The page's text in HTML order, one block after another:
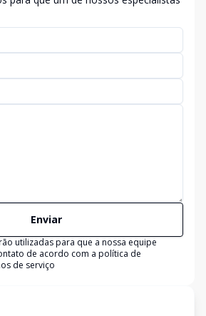
Enviar
utilizadas para que a nossa equipe
de acordo com a política de
de serviço